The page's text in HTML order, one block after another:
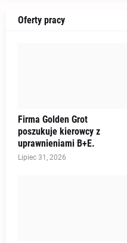
Oferty pracy
Firma Golden Grot
poszukuje kierowcy z
uprawnieniami B+E.
Lipiec 31, 2026